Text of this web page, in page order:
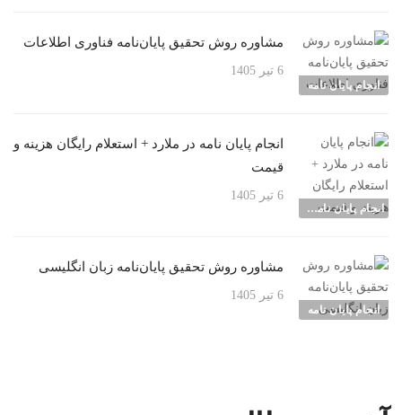
انجام پایان نامه
مشاوره روش تحقیق پایان‌نامه فناوری اطلاعات
6 تیر 1405
انجام پایان نامه شهرها
انجام پایان نامه در ملارد + استعلام رایگان هزینه و
قیمت
6 تیر 1405
انجام پایان نامه
مشاوره روش تحقیق پایان‌نامه زبان انگلیسی
6 تیر 1405